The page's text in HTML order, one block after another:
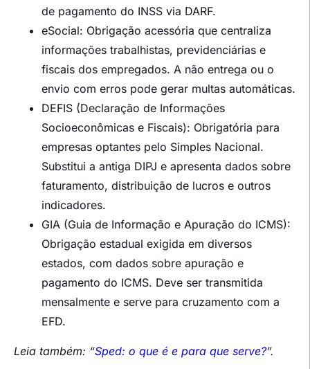
de pagamento do INSS via DARF.
eSocial: Obrigação acessória que centraliza
informações trabalhistas, previdenciárias e
fiscais dos empregados. A não entrega ou o
envio com erros pode gerar multas automáticas.
DEFIS (Declaração de Informações
Socioeconômicas e Fiscais): Obrigatória para
empresas optantes pelo Simples Nacional.
Substitui a antiga DIPJ e apresenta dados sobre
faturamento, distribuição de lucros e outros
indicadores.
GIA (Guia de Informação e Apuração do ICMS):
Obrigação estadual exigida em diversos
estados, com dados sobre apuração e
pagamento do ICMS. Deve ser transmitida
mensalmente e serve para cruzamento com a
EFD.
Leia também: “Sped: o que é e para que serve?”.